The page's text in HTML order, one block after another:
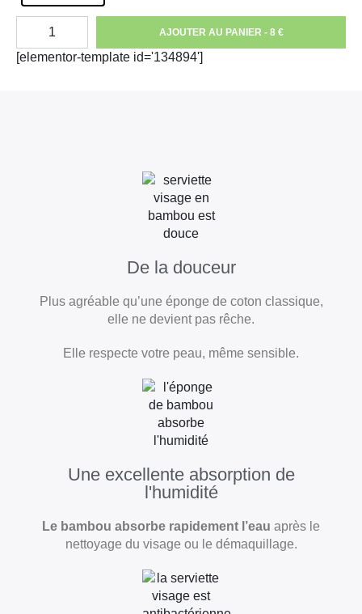
AJOUTER AU PANIER - 8 €
[elementor-template id='134894']
De la douceur
Plus agréable qu’une éponge de coton classique,
elle ne devient pas rêche.
Elle respecte votre peau, même sensible.
Une excellente absorption de
l'humidité
Le bambou absorbe rapidement l’eau après le
nettoyage du visage ou le démaquillage.